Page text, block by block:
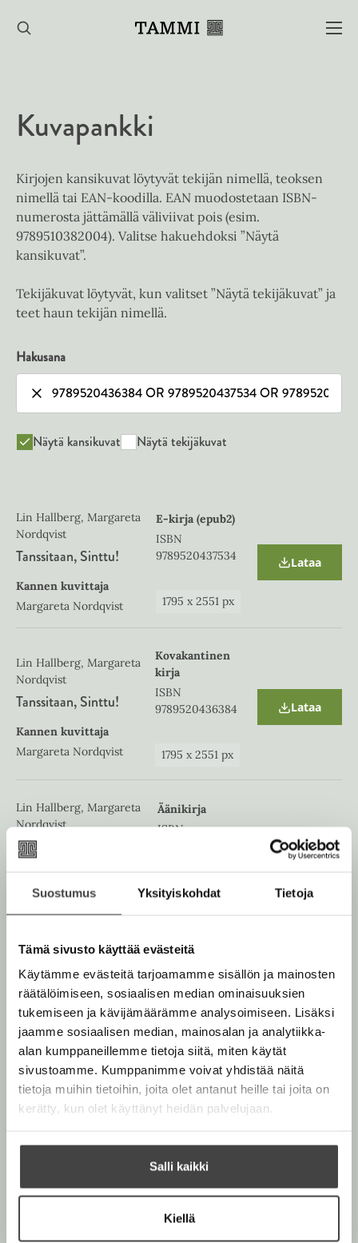
Suostumus Yksityiskohdat Tietoja
Tämä sivusto käyttää evästeitä
Käytämme evästeitä tarjoamamme sisällön ja mainosten
räätälöimiseen, sosiaalisen median ominaisuuksien
tukemiseen ja kävijämäärämme analysoimiseen. Lisäksi
jaamme sosiaalisen median, mainosalan ja analytiikka-
alan kumppaneillemme tietoja siitä, miten käytät
sivustoamme. Kumppanimme voivat yhdistää näitä
tietoja muihin tietoihin, joita olet antanut heille tai joita on
kerätty, kun olet käyttänyt heidän palvelujaan.
Salli kaikki
Kiellä
sisältöön
Kuvapankki
Kirjojen kansikuvat löytyvät tekijän nimellä, teoksen
nimellä tai EAN-koodilla. EAN muodostetaan ISBN-
numerosta jättämällä väliviivat pois (esim.
9789510382004). Valitse hakuehdoksi ”Näytä
kansikuvat”.
Tekijäkuvat löytyvät, kun valitset ”Näytä tekijäkuvat” ja
teet haun tekijän nimellä.
Hakusana
Näytä kansikuvat Näytä tekijäkuvat
Lin Hallberg, Margareta
Nordqvist
Tanssitaan, Sinttu!
Kannen kuvittaja
Margareta Nordqvist
E-kirja (epub2)
ISBN
9789520437534
1795 x2551px
O
p
w
t
a
Lataa
Lin Hallberg, Margareta
Nordqvist
Tanssitaan, Sinttu!
Kannen kuvittaja
Margareta Nordqvist
Kovakantinen
kirja
ISBN
9789520436384
1795 x2551px
O
p
w
t
Lataa
Lin Hallberg, Margareta
Nordqvist
Tanssitaan, Sinttu!
Margareta Nordqvist
Äänikirja
ISBN
1400x1400
O
e
n
w
t
a
b
Lataa